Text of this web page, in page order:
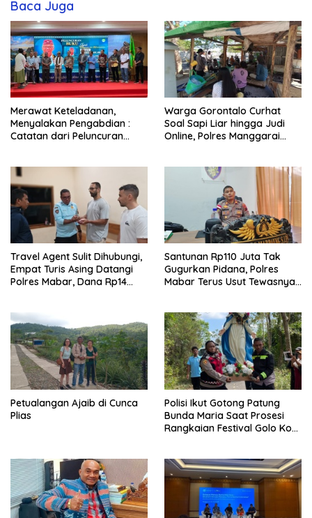
Baca Juga
Merawat Keteladanan,
Menyalakan Pengabdian :
Catatan dari Peluncuran
Warga Gorontalo Curhat
Soal Sapi Liar hingga Judi
Online, Polres Manggarai
Travel Agent Sulit Dihubungi,
Empat Turis Asing Datangi
Polres Mabar, Dana Rp14
Santunan Rp110 Juta Tak
Gugurkan Pidana, Polres
Mabar Terus Usut Tewasnya
Petualangan Ajaib di Cunca
Plias
Polisi Ikut Gotong Patung
Bunda Maria Saat Prosesi
Rangkaian Festival Golo Koe